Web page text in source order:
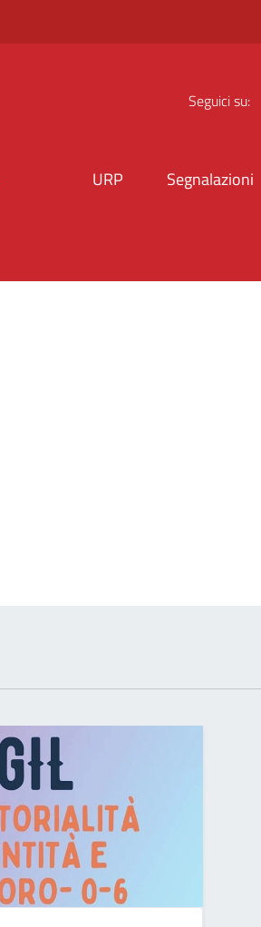
Seguici su:
URP Segnalazioni